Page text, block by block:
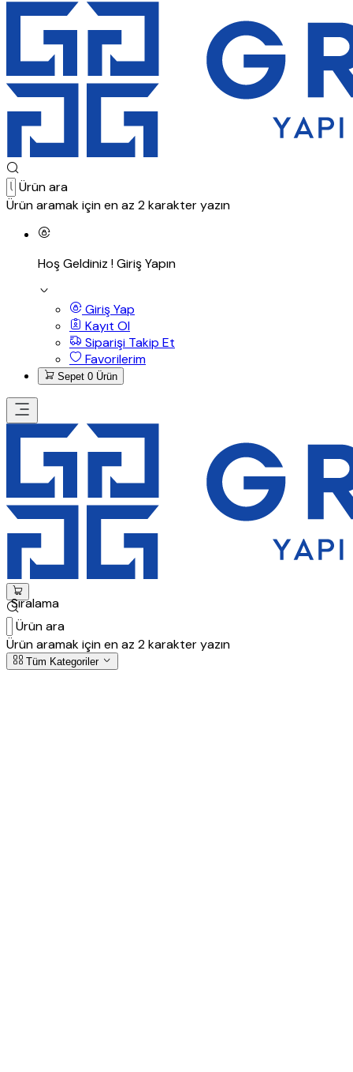
Ürün ara
Ürün aramak için en az 2 karakter yazın
Hoş Geldiniz !Giriş Yapın
Giriş Yap
Kayıt Ol
Siparişi Takip Et
Favorilerim
Sepet 0 Ürün
Ürün ara
Ürün aramak için en az 2 karakter yazın
Tüm Kategoriler
Sıralama